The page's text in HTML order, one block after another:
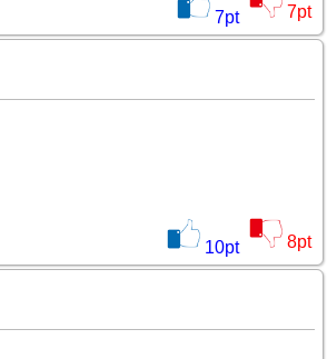
7pt 7pt
10pt 8pt